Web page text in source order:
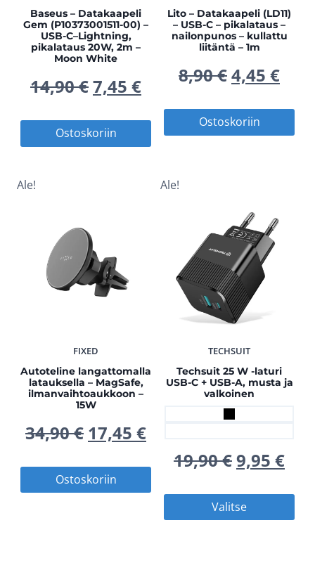
Baseus – Datakaapeli
Gem (P10373001511-00) –
USB-C–Lightning,
pikalataus 20W, 2m –
Moon White
14,90€Alkuperäinen
hinta
oli:
7,45 €Nykyinen
hinta
on:
7,45 €.
Ostoskoriin
Lito – Datakaapeli (LD11)
– USB-C – pikalataus –
nailonpunos – kullattu
liitäntä – 1m
8,90€
hinta
oli:
4,45 €
on:
Ostoskoriin
Ale!
FIXED
Autoteline langattomalla
latauksella – MagSafe,
ilmanvaihtoaukkoon –
15W
34,90€ Alkuperäinen
hinta
oli:
17,45 €Nykyinen
hinta
on:
Ostoskoriin
Ale!
TECHSUIT
Techsuit 25 W -laturi
USB-C + USB-A, musta ja
valkoinen
19,90€
hinta
oli:
9,95 €
on:
Valitse